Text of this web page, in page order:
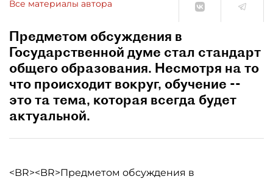
Все материалы автора
Предметом обсуждения в
Государственной думе стал стандарт
общего образования. Несмотря на то
что происходит вокруг, обучение --
это та тема, которая всегда будет
актуальной.
<BR><BR>Предметом обсуждения в